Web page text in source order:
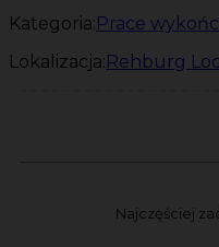
Kategoria:Prace
Lokalizacja:Rehburg
Najczęściej